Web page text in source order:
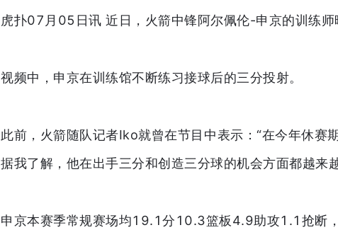
虎扑07月05日讯 近日，火箭中锋阿尔佩伦-申京的训练师
视频中，申京在训练馆不断练习接球后的三分投射。
此前，火箭随队记者Iko就曾在节目中表示：“在今年休赛
据我了解，他在出手三分和创造三分球的机会方面都越来
申京本赛季常规赛场均19.1分10.3篮板4.9助攻1.1抢断